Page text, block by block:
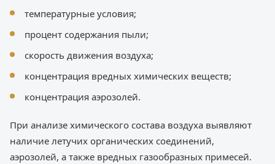
температурные условия;
процент содержания пыли;
скорость движения воздуха;
концентрация вредных химических веществ;
концентрация аэрозолей.
При анализе химического состава воздуха выявляют
наличие летучих органических соединений,
аэрозолей, а также вредных газообразных примесей.